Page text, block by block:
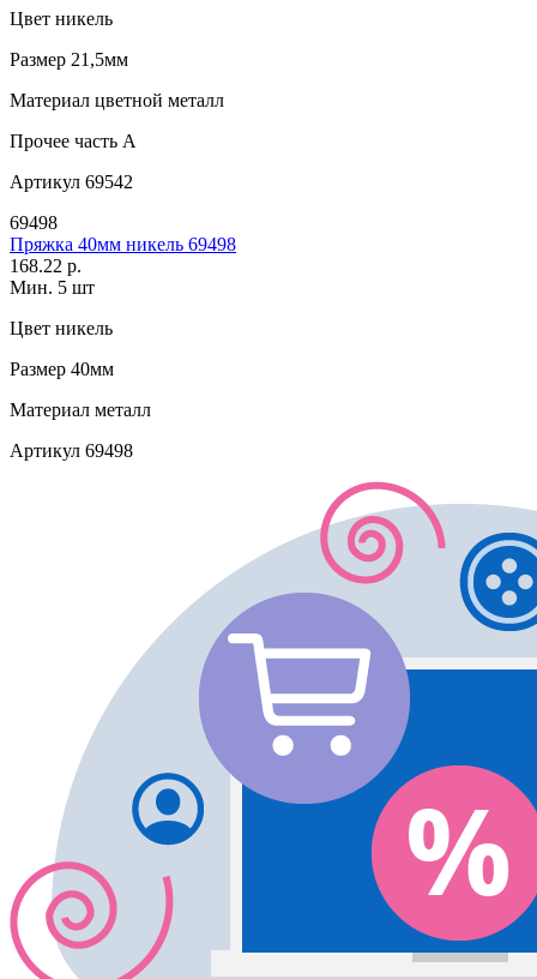
Цвет никель
Размер 21,5мм
Материал цветной металл
Прочее часть A
Артикул 69542
69498
Пряжка 40мм никель 69498
168.22 р.
Мин. 5 шт
Цвет никель
Размер 40мм
Материал металл
Артикул 69498